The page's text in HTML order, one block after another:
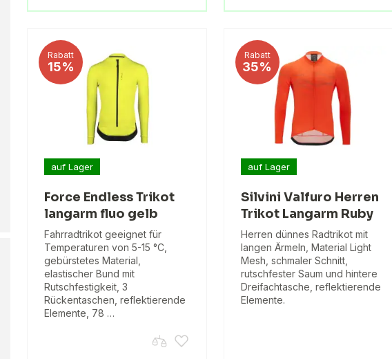
Rabatt
15%
auf Lager
Force Endless Trikot
langarm fluo gelb
Fahrradtrikot geeignet für
Temperaturen von 5-15 °C,
gebürstetes Material,
elastischer Bund mit
Rutschfestigkeit, 3
Rückentaschen, reflektierende
Elemente, 78 …
Rabatt
35%
auf Lager
Silvini Valfuro Herren
Trikot Langarm Ruby
Herren dünnes Radtrikot mit
langen Ärmeln, Material Light
Mesh, schmaler Schnitt,
rutschfester Saum und hintere
Dreifachtasche, reflektierende
Elemente.